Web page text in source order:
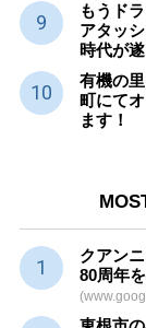
もうド
アタッ
時代が
有機の
町にて
ます！
クアン
80周年